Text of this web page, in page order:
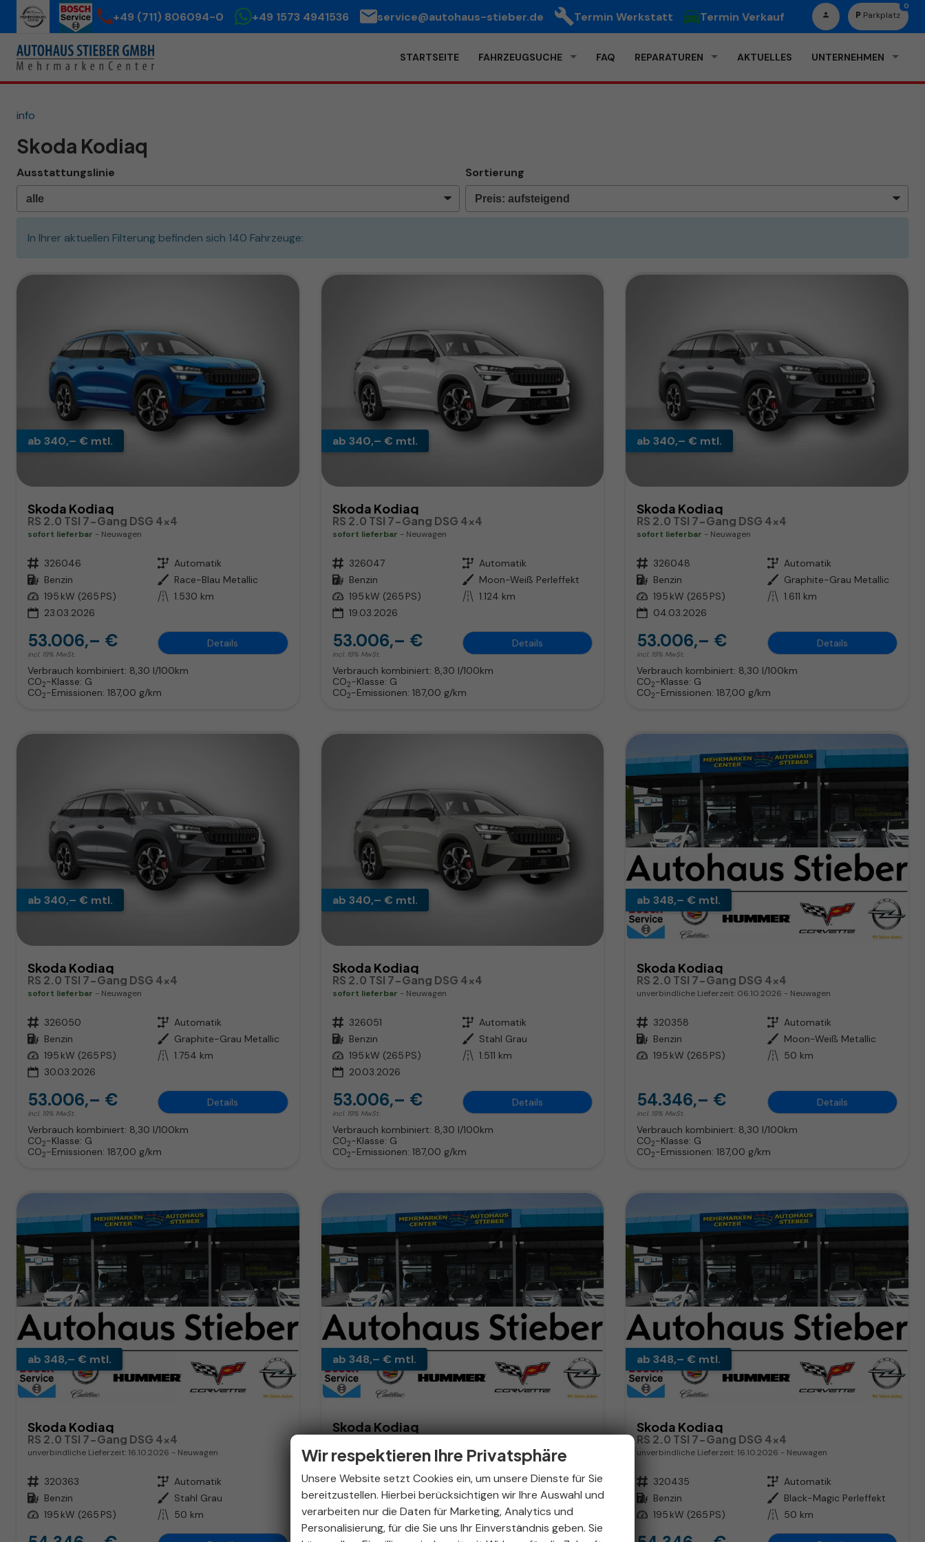
+49 (711) 806094-0 +49 1573 4941536 service@autohaus-stieber.de Termin Werkstatt Termin Verkauf Parkplatz
0
STARTSEITE FAHRZEUGSUCHE FAQ REPARATUREN AKTUELLES UNTERNEHMEN
info
Skoda Kodiaq
Ausstattungslinie Sortierung
In Ihrer aktuellen Filterung befinden sich 140 Fahrzeuge:
ab 340,– € mtl.
Skoda Kodiaq
RS 2.0 TSI 7-Gang DSG 4x4
sofort lieferbar Neuwagen
Fahrzeugnr. 326046 Getriebe Automatik
Kraftstoff Benzin Außenfarbe Race-Blau Metallic
Leistung 195 kW (265 PS) Kilometerstand 1.530 km
23.03.2026
53.006,– €
incl. 19% MwSt.
Details
Verbrauch kombiniert: 8,30 l/100km
CO2-Klasse: G
CO2-Emissionen: 187,00 g/km
ab 340,– € mtl.
Skoda Kodiaq
RS 2.0 TSI 7-Gang DSG 4x4
sofort lieferbar Neuwagen
Fahrzeugnr. 326047 Getriebe Automatik
Kraftstoff Benzin Außenfarbe Moon-Weiß Perleffekt
Leistung 195 kW (265 PS) Kilometerstand 1.124 km
19.03.2026
53.006,– €
incl. 19% MwSt.
Details
Verbrauch kombiniert: 8,30 l/100km
CO2-Klasse: G
CO2-Emissionen: 187,00 g/km
ab 340,– € mtl.
Skoda Kodiaq
RS 2.0 TSI 7-Gang DSG 4x4
sofort lieferbar Neuwagen
Fahrzeugnr. 326048 Getriebe Automatik
Kraftstoff Benzin Außenfarbe Graphite-Grau Metallic
Leistung 195 kW (265 PS) Kilometerstand 1.611 km
04.03.2026
53.006,– €
incl. 19% MwSt.
Details
Verbrauch kombiniert: 8,30 l/100km
CO2-Klasse: G
CO2-Emissionen:187,00 g/km
ab 340,– € mtl.
Skoda Kodiaq
RS 2.0 TSI 7-Gang DSG 4x4
sofort lieferbar Neuwagen
Fahrzeugnr. 326050 Getriebe Automatik
Kraftstoff Benzin Außenfarbe Graphite-Grau Metallic
Leistung 195 kW (265 PS) Kilometerstand 1.754 km
30.03.2026
53.006,– €
incl. 19% MwSt.
Details
Verbrauch kombiniert: 8,30 l/100km
CO2-Klasse: G
CO2-Emissionen: 187,00 g/km
ab 340,– € mtl.
Skoda Kodiaq
RS 2.0 TSI 7-Gang DSG 4x4
sofort lieferbar Neuwagen
Fahrzeugnr. 326051 Getriebe Automatik
Kraftstoff Benzin Außenfarbe Stahl Grau
Leistung 195 kW (265 PS) Kilometerstand 1.511 km
20.03.2026
53.006,– €
incl. 19% MwSt.
Details
Verbrauch kombiniert: 8,30 l/100km
CO2-Klasse: G
CO2-Emissionen: 187,00 g/km
ab 348,– € mtl.
Skoda Kodiaq
RS 2.0 TSI 7-Gang DSG 4x4
unverbindliche Lieferzeit: 06.10.2026 Neuwagen
Fahrzeugnr. 320358 Getriebe Automatik
Kraftstoff Benzin Außenfarbe Moon-Weiß Metallic
Leistung 195 kW (265 PS) Kilometerstand 50 km
54.346,– €
incl. 19% MwSt.
Details
Verbrauch kombiniert: 8,30 l/100km
CO2-Klasse: G
CO2-Emissionen:187,00 g/km
ab 348,– € mtl.
Skoda Kodiaq
RS 2.0 TSI 7-Gang DSG 4x4
unverbindliche Lieferzeit: 16.10.2026 Neuwagen
Fahrzeugnr. 320363 Getriebe Automatik
Kraftstoff Benzin Außenfarbe Stahl Grau
Leistung 195 kW (265 PS) Kilometerstand 50 km
ab 348,– € mtl.
Skoda Kodiaq
RS 2.0 TSI 7-Gang DSG 4x4
unverbindliche Lieferzeit: 16.10.2026 Neuwagen
Fahrzeugnr. 320365 Getriebe Automatik
Kraftstoff Benzin Außenfarbe Black-Magic Perleffekt
Leistung 195 kW (265 PS) Kilometerstand 50 km
ab 348,– € mtl.
Skoda Kodiaq
RS 2.0 TSI 7-Gang DSG 4x4
unverbindliche Lieferzeit: 16.10.2026 Neuwagen
Fahrzeugnr. 320435 Getriebe Automatik
Kraftstoff Benzin Außenfarbe Black-Magic Perleffekt
Leistung 195 kW (265 PS) Kilometerstand 50 km
Wir respektieren Ihre Privatsphäre
Unsere Website setzt Cookies ein, um unsere Dienste für Sie
bereitzustellen. Hierbei berücksichtigen wir Ihre Auswahl und
verarbeiten nur die Daten für Marketing, Analytics und
Personalisierung, für die Sie uns Ihr Einverständnis geben. Sie